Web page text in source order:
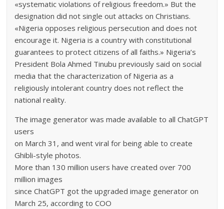
«systematic violations of religious freedom.» But the
designation did not single out attacks on Christians.
«Nigeria opposes religious persecution and does not
encourage it. Nigeria is a country with constitutional
guarantees to protect citizens of all faiths.» Nigeria’s
President Bola Ahmed Tinubu previously said on social
media that the characterization of Nigeria as a
religiously intolerant country does not reflect the
national reality.
The image generator was made available to all ChatGPT
users
on March 31, and went viral for being able to create
Ghibli-style photos.
More than 130 million users have created over 700
million images
since ChatGPT got the upgraded image generator on
March 25, according to COO